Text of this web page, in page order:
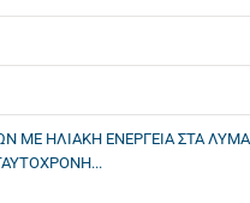
ΜΕ ΗΛΙΑΚΗ ΕΝΕΡΓΕΙΑ ΣΤΑ